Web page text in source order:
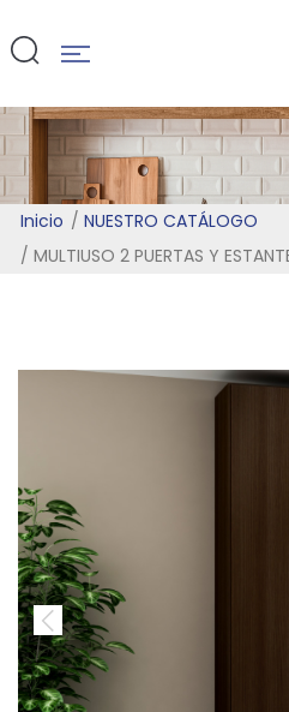
Inicio
NUESTRO CATÁLOGO
MULTIUSO 2 PUERTAS Y